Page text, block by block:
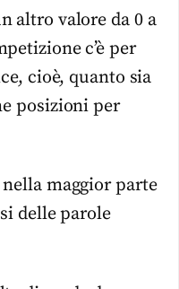
altro valore da 0 a
c’è per
cioè, quanto sia
posizioni per
maggior parte
delle parole